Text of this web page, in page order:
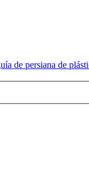
de persiana de